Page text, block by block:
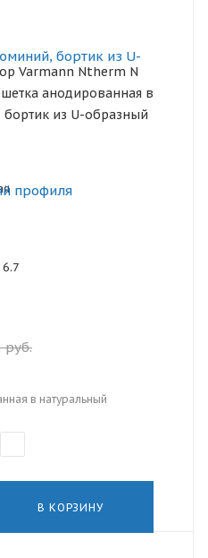
Varmann Ntherm N
анодированная в
из U-образный
6.7
руб.
в натуральный
В КОРЗИНУ